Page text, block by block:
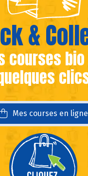
&
courses
Mes courses en ligne